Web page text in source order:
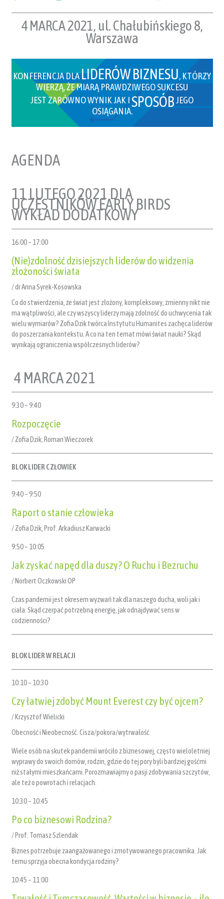
4 MARCA 2021, ul. Chałubińskiego 8,
Warszawa
KONFERENCJA DLALIDERÓW BIZNESU, KTÓRZY
WIERZĄ, ŻE MIARĄ PRAWDZIWEGO SUKCESU
JEST ZARÓWNO WYNIK JAK ISPOSÓBJEGO
OSIĄGANIA.
AGENDA
11 LUTEGO 2021 DLA
UCZESTNIKÓW EARLY BIRDS
WYKŁAD DODATKOWY
16:00 – 17:00
(Nie)zdolność dzisiejszych liderów do widzenia
złożoności świata
/ dr Anna Syrek-Kosowska
Co do stwierdzenia, że świat jest złożony, kompleksowy, zmienny nikt nie
ma wątpliwości, ale czy wszyscy liderzy mają zdolność do uchwycenia tak
wielu wymiarów? Zofia Dzik twórca Instytutu Humanites zachęca liderów
do poszerzania kontekstu. A co na ten temat mówi świat nauki? Skąd
wynikają ograniczenia współczesnych liderów?
4 MARCA 2021
9:30 – 9:40
Rozpoczęcie
/ Zofia Dzik, Roman Wieczorek
BLOK LIDER CZŁOWIEK
9:40 – 9:50
Raport o stanie człowieka
/ Zofia Dzik, Prof. Arkadiusz Karwacki
9:50 – 10:05
Jak zyskać napęd dla duszy? O Ruchu i Bezruchu
/ Norbert Oczkowski OP
Czas pandemii jest okresem wyzwań tak dla naszego ducha, woli jak i
ciała. Skąd czerpać potrzebną energię, jak odnajdywać sens w
codzienności?
BLOK LIDER W RELACJI
10:10 – 10:30
Czy łatwiej zdobyć Mount Everest czy być ojcem?
/ Krzysztof Wielicki
Obecność i Nieobecność. Cisza/pokora/wytrwałość
Wiele osób na skutek pandemii wróciło z biznesowej, często wieloletniej
wyprawy do swoich domów, rodzin, gdzie do tej pory byli bardziej gośćmi
niż stałymi mieszkańcami. Porozmawiajmy o pasji zdobywania szczytów,
ale też o powrotach i relacjach.
10:30 – 10:45
Po co biznesowi Rodzina?
/ Prof. Tomasz Szlendak
Biznes potrzebuje zaangażowanego i zmotywowanego pracownika. Jak
temu sprzyja obecna kondycja rodziny?
10:45 – 11:00